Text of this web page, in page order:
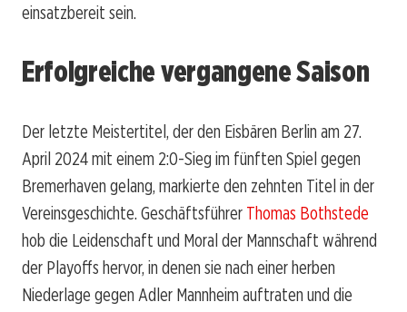
einsatzbereit sein.
Erfolgreiche vergangene Saison
Der letzte Meistertitel, der den Eisbären Berlin am 27.
April 2024 mit einem 2:0-Sieg im fünften Spiel gegen
Bremerhaven gelang, markierte den zehnten Titel in der
Vereinsgeschichte. Geschäftsführer Thomas Bothstede
hob die Leidenschaft und Moral der Mannschaft während
der Playoffs hervor, in denen sie nach einer herben
Niederlage gegen Adler Mannheim auftraten und die